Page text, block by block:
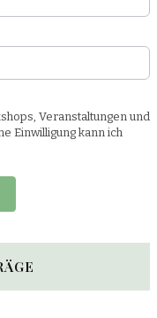
Veranstaltungen und
Einwilligung kann ich